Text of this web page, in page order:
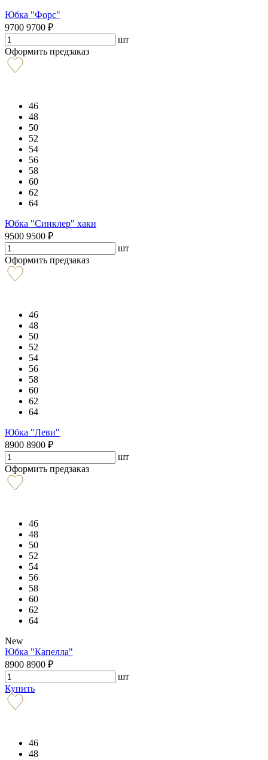
Юбка "Форс"
9700 9700 ₽
шт
Оформить предзаказ
46
48
50
52
54
56
58
60
62
64
Юбка "Синклер" хаки
9500 9500 ₽
шт
Оформить предзаказ
46
48
50
52
54
56
58
60
62
64
Юбка "Леви"
8900 8900 ₽
шт
Оформить предзаказ
46
48
50
52
54
56
58
60
62
64
New
Юбка "Капелла"
8900 8900 ₽
шт
Купить
46
48